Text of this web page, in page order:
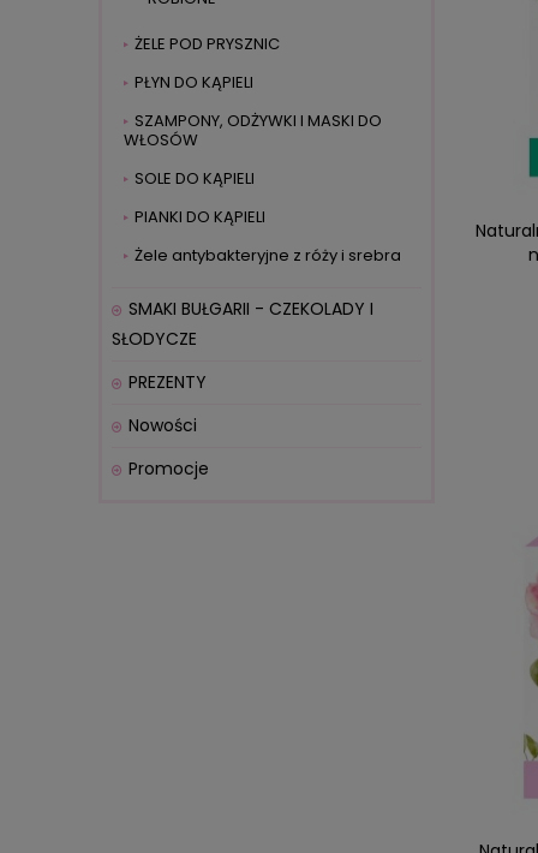
ŻELE POD PRYSZNIC
PŁYN DO KĄPIELI
SZAMPONY, ODŻYWKI I MASKI DO
WŁOSÓW
SOLE DO KĄPIELI
PIANKI DO KĄPIELI
Żele antybakteryjne z róży i srebra
SMAKI BUŁGARII - CZEKOLADY I
SŁODYCZE
PREZENTY
Nowości
Promocje